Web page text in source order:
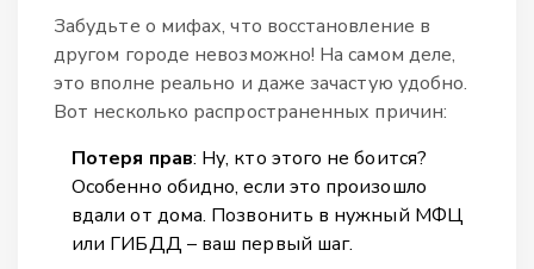
Забудьте о мифах, что восстановление в
другом городе невозможно! На самом деле,
это вполне реально и даже зачастую удобно.
Вот несколько распространенных причин:
Потеря прав: Ну, кто этого не боится?
Особенно обидно, если это произошло
вдали от дома. Позвонить в нужный МФЦ
или ГИБДД – ваш первый шаг.